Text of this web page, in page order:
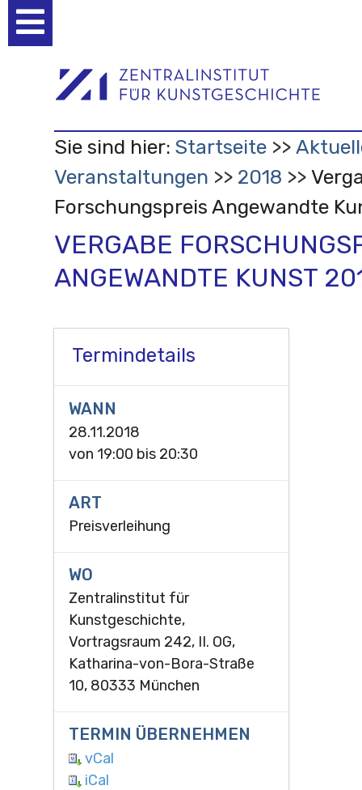
Werkzeuge
Sie sind hier: Startseite
Veranstaltungen
2018
Forschungspreis Angewandte
VERGABE
ANGEWANDTE KUNST
Termindetails
WANN
28.11.2018
von 19:00 bis 20:30
ART
Preisverleihung
WO
Zentralinstitut für
Kunstgeschichte,
Vortragsraum 242, II. OG,
Katharina-von-Bora-Straße
10, 80333 München
TERMIN ÜBERNEHMEN
vCal
iCal